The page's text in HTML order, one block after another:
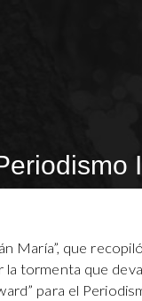
María”, que
la tormenta que
para el